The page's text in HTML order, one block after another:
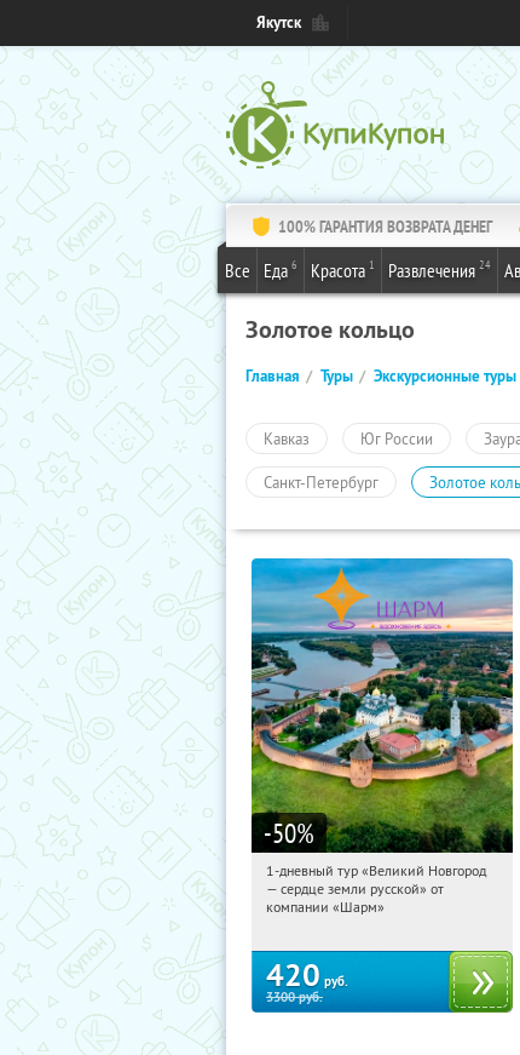
Якутск
100% ГАРАНТИЯ ВОЗВРАТА ДЕНЕГ
Все Еда 6 Красота 1 Развлечения 24
Золотое кольцо
Главная Туры Экскурсионные туры
Кавказ Юг России
Санкт-Петербург Золотое
-50%
17:42:26 Купили:22
Достоевская
1-дневный тур «Великий Новгород
— сердце земли русской» от
компании «Шарм»
420 руб.
3300руб.